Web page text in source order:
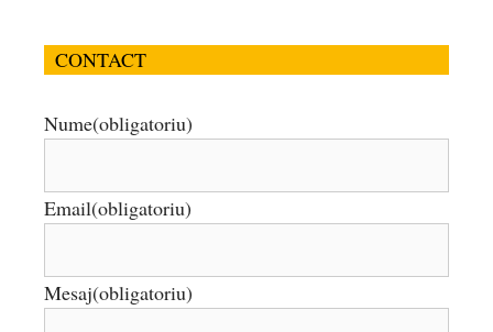
CONTACT
Nume(obligatoriu)
Email(obligatoriu)
Mesaj(obligatoriu)